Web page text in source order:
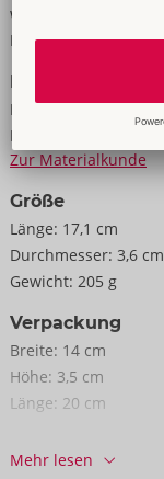
Wasserdicht
Für Frauen
Daten
Farbe: pink
Material:
Zur Materialkunde
Größe
Länge: 17,1 cm
Durchmesser: 3,6 cm
Gewicht: 205 g
Verpackung
Breite: 14 cm
Höhe: 3,5 cm
Länge: 20 cm
VE / Karton:
Mehr lesen